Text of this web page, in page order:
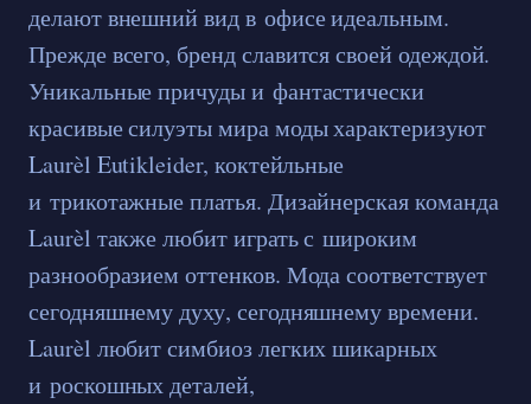
делают внешний вид в офисе идеальным.
Прежде всего, бренд славится своей одеждой.
Уникальные причуды и фантастически
красивые силуэты мира моды характеризуют
Laurèl Eutikleider, коктейльные
и трикотажные платья. Дизайнерская команда
Laurèl также любит играть с широким
разнообразием оттенков. Мода соответствует
сегодняшнему духу, сегодняшнему времени.
Laurèl любит симбиоз легких шикарных
и роскошных деталей,